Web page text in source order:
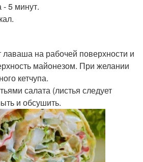
5 минут.
на рабочей поверхности и
майонезом. При желании
кетчупа.
салата (листья следует
и обсушить.